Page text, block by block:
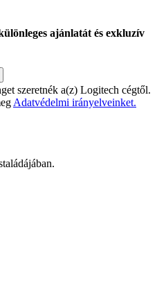
ajánlatát és exkluzív
szeretnék a(z) Logitech cégtől.
Adatvédelmi irányelveinket.